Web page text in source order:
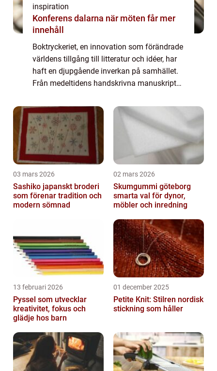
inspiration
Konferens dalarna när möten får mer
innehåll
Boktryckeriet, en innovation som förändrade
världens tillgång till litteratur och idéer, har
haft en djupgående inverkan på samhället.
Från medeltidens handskrivna manuskript
03 mars 2026
Sashiko japanskt broderi
som förenar tradition och
modern sömnad
02 mars 2026
Skumgummi göteborg
smarta val för dynor,
möbler och inredning
13 februari 2026
Pyssel som utvecklar
kreativitet, fokus och
glädje hos barn
01 december 2025
Petite Knit: Stilren nordisk
stickning som håller